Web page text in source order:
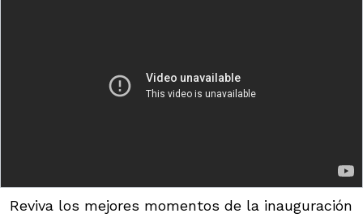
Reviva los mejores momentos de la inauguración